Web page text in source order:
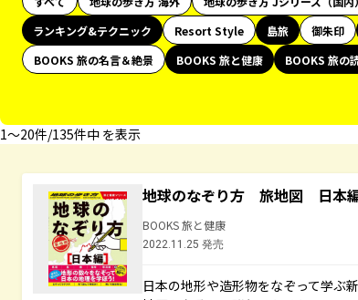
ランキング&テクニック
Resort Style 島旅 御朱印
BOOKS 旅の名言＆絶景
BOOKS 旅と健康 BOOKS 旅の
1〜20件/135件中 を表示
地球のなぞり方 旅地図 日本
BOOKS 旅と健康
2022.11.25 発売
日本の地形や造形物をなぞって学ぶ